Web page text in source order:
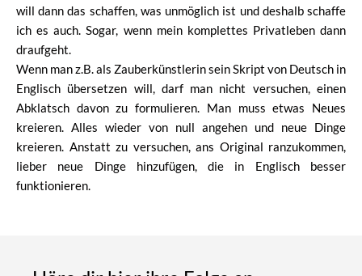
will dann das schaffen, was unmöglich ist und deshalb schaffe
ich es auch. Sogar, wenn mein komplettes Privatleben dann
draufgeht.
Wenn man z.B. als Zauberkünstlerin sein Skript von Deutsch in
Englisch übersetzen will, darf man nicht versuchen, einen
Abklatsch davon zu formulieren. Man muss etwas Neues
kreieren. Alles wieder von null angehen und neue Dinge
kreieren. Anstatt zu versuchen, ans Original ranzukommen,
lieber neue Dinge hinzufügen, die in Englisch besser
funktionieren.